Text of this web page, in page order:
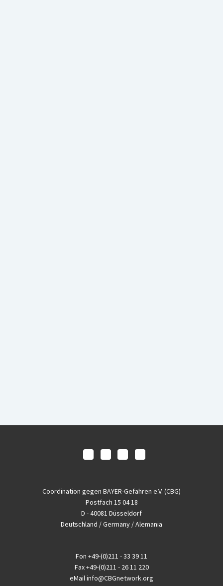
Coordination gegen BAYER-Gefahren e.V. (CBG)
Postfach 15 04 18
D - 40081 Düsseldorf
Deutschland / Germany / Alemania
Fon +49-(0)211 - 33 39 11
Fax+49-(0)211 - 26 11 220
eMailinfo@CBGnetwork.org